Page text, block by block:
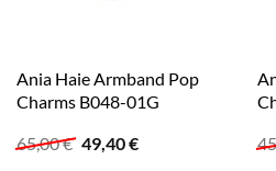
Ania Haie Armband Pop
Charms B048-01G
65,00€ Ursprünglicher
Preis
49,40€Aktueller